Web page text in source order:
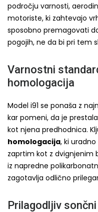
področju varnosti,
motoriste, ki zahtevajo
sposobno premagovati
pogojih, ne da bi pri tem
Varnostni
homologacija
Model i91 se ponaša z
kar pomeni, da je
kot njena predhodnica.
homologacija, ki
zaprtim kot z dvignjenim
iz napredne
zagotavlja odlično
Prilagodljiv